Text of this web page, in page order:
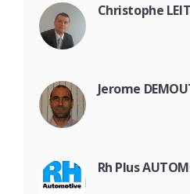
Christophe
Jerome
Rh Plus